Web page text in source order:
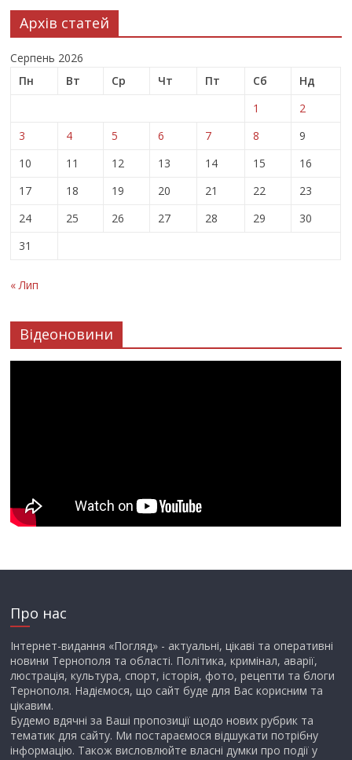
Архів статей
Серпень 2026
Пн
Вт Ср Чт Пт Сб
Нд
1
2
3
4 5 6 7 8
9
10
11 12 13 14 15
16
17
18 19 20 21 22
23
24
25 26 27 28 29
30
31
« Лип
Відеоновини
Про нас
Інтернет-видання «Погляд» - актуальні, цікаві та оперативні
новини Тернополя та області. Політика, кримінал, аварії,
люстрація, культура, спорт, історія, фото, рецепти та блоги
Тернополя. Надіємося, що сайт буде для Вас корисним та
цікавим.
Будемо вдячні за Ваші пропозиції щодо нових рубрик та
тематик для сайту. Ми постараємося відшукати потрібну
інформацію. Також висловлюйте власні думки про події у